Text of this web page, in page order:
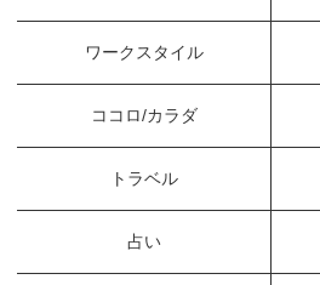
ワークスタイル
ココロ/カラダ
トラベル
占い